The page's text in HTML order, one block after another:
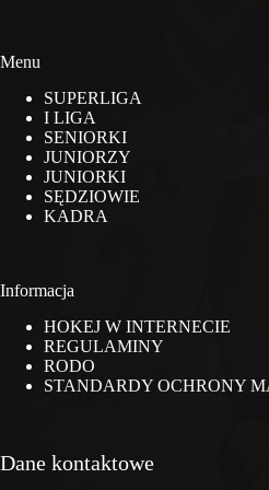
Menu
SUPERLIGA
I LIGA
SENIORKI
JUNIORZY
JUNIORKI
SĘDZIOWIE
KADRA
Informacja
HOKEJ W INTERNECIE
REGULAMINY
RODO
STANDARDY OCHRONY
Dane kontaktowe